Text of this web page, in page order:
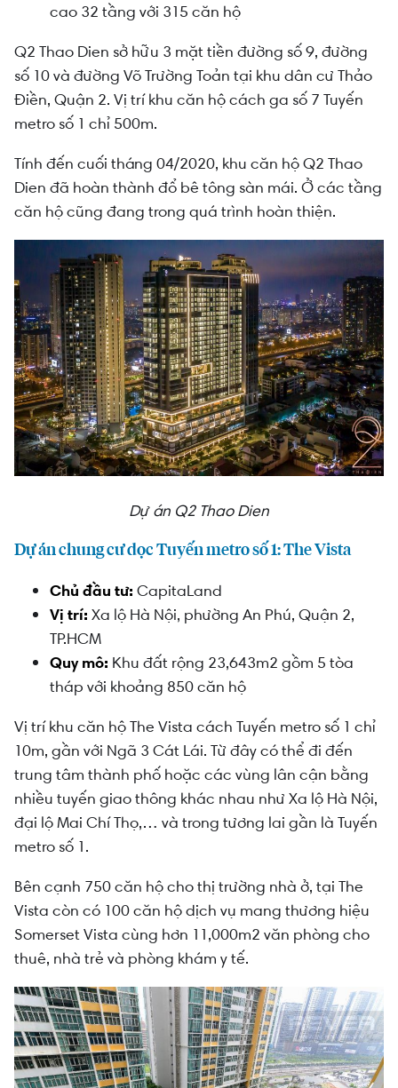
cao 32 tầng với 315 căn hộ
Q2 Thao Dien sở hữu 3 mặt tiền đường số 9, đường
số 10 và đường Võ Trường Toản tại khu dân cư Thảo
Điền, Quận 2. Vị trí khu căn hộ cách ga số 7 Tuyến
metro số 1 chỉ 500m.
Tính đến cuối tháng 04/2020, khu căn hộ Q2 Thao
Dien đã hoàn thành đổ bê tông sàn mái. Ở các tầng
căn hộ cũng đang trong quá trình hoàn thiện.
Dự án Q2 Thao Dien
Dự án chung cư dọc Tuyến metro số 1: The Vista
Chủ đầu tư: CapitaLand
Vị trí: Xa lộ Hà Nội, phường An Phú, Quận 2,
TP.HCM
Quy mô: Khu đất rộng 23,643m2 gồm 5 tòa
tháp với khoảng 850 căn hộ
Vị trí khu căn hộ The Vista cách Tuyến metro số 1 chỉ
10m, gần với Ngã 3 Cát Lái. Từ đây có thể đi đến
trung tâm thành phố hoặc các vùng lân cận bằng
nhiều tuyến giao thông khác nhau như Xa lộ Hà Nội,
đại lộ Mai Chí Thọ,… và trong tương lai gần là Tuyến
metro số 1.
Bên cạnh 750 căn hộ cho thị trường nhà ở, tại The
Vista còn có 100 căn hộ dịch vụ mang thương hiệu
Somerset Vista cùng hơn 11,000m2 văn phòng cho
thuê, nhà trẻ và phòng khám y tế.